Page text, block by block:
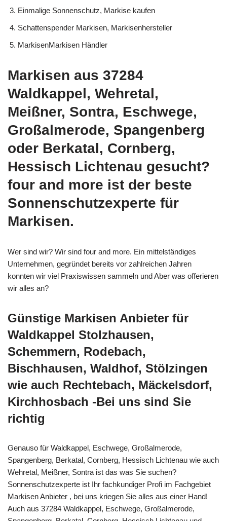
Einmalige Sonnenschutz, Markise kaufen
Schattenspender Markisen, Markisenhersteller
MarkisenMarkisen Händler
Markisen aus 37284
Waldkappel, Wehretal,
Meißner, Sontra, Eschwege,
Großalmerode, Spangenberg
oder Berkatal, Cornberg,
Hessisch Lichtenau gesucht?
four and more ist der beste
Sonnenschutzexperte für
Markisen.
Wer sind wir? Wir sind four and more. Ein mittelständiges
Unternehmen, gegründet bereits vor zahlreichen Jahren
konnten wir viel Praxiswissen sammeln und Aber was offerieren
wir alles an?
Günstige Markisen Anbieter für
Waldkappel Stolzhausen,
Schemmern, Rodebach,
Bischhausen, Waldhof, Stölzingen
wie auch Rechtebach, Mäckelsdorf,
Kirchhosbach -Bei uns sind Sie
richtig
Genauso für Waldkappel, Eschwege, Großalmerode,
Spangenberg, Berkatal, Cornberg, Hessisch Lichtenau wie auch
Wehretal, Meißner, Sontra ist das was Sie suchen?
Sonnenschutzexperte ist Ihr fachkundiger Profi im Fachgebiet
Markisen Anbieter , bei uns kriegen Sie alles aus einer Hand!
Auch aus 37284 Waldkappel, Eschwege, Großalmerode,